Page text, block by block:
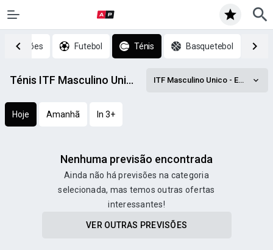
previsões Futebol Ténis Basquetebol
Ténis ITF Masculino Unico - EUA prognósticos ITF Masculino Unico - EUA
Hoje Amanhã In 3+
Nenhuma previsão encontrada
Ainda não há previsões na categoria
selecionada, mas temos outras ofertas
interessantes!
VER OUTRAS PREVISÕES